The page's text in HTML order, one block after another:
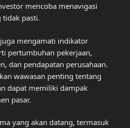
mencoba menavigasi
tidak pasti.
mengamati indikator
pertumbuhan pekerjaan,
dan pendapatan perusahaan.
wawasan penting tentang
dapat memiliki dampak
pasar.
yang akan datang, termasuk